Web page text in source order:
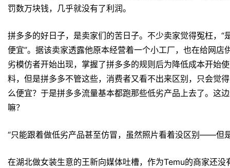
罚数万块钱，几乎就没有了利润。
拼多多的好日子，是卖家们的苦日子。不少卖家觉得冤枉，
便宜”。据该卖家透露他原本经营着一个小工厂，也在给网
劣模仿者开始出现，掌握了拼多多的规则后为降低成本开始
料，但是拼多多不管这些，消费者又看不出来区别，只会觉
么便宜？于是拼多多流量基本都跑那些低劣产品上去了。这
嘛？
“只能跟着做低劣产品甚至仿冒，虽然照片看着没区别——但
在湖北做女装生意的王新向媒体吐槽，作为Temu的商家还